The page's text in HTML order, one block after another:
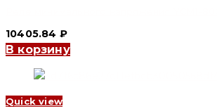
10405.84 ₽
В корзину
Quick view